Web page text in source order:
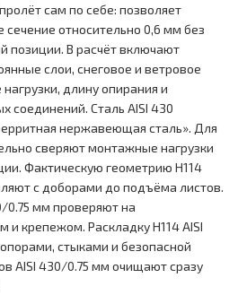
сам по себе: позволяет
сечение относительно 0,6 мм без
позиции. В расчёт включают
слои, снеговое и ветровое
длину опирания и
соединений. Сталь AISI 430
нержавеющая сталь». Для
сверяют монтажные нагрузки
Фактическую геометрию Н114
с доборами до подъёма листов.
0.75 мм проверяют на
и крепежом. Раскладку Н114 AISI
стыками и безопасной
AISI 430/0.75 мм очищают сразу